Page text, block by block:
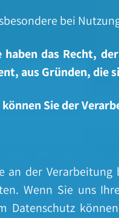
bei
haben das
aus Gründen, die
Sie der
an der
Wenn Sie uns
Datenschutz